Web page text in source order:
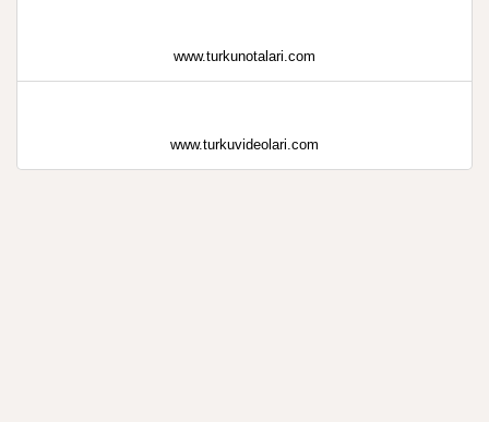
www.turkunotalari.com
www.turkuvideolari.com